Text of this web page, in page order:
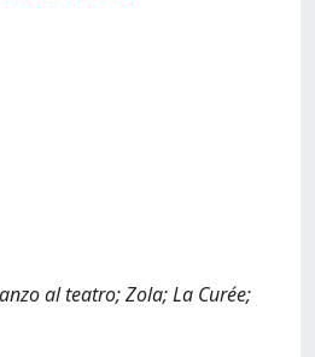
al teatro; Zola; La Curée;